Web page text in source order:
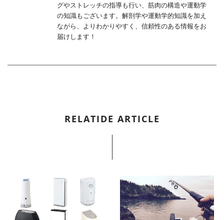
グやストレッチの指導も行い、筋肉の構造や運動学
の知識もございます。解剖学や運動学的知識を加え
ながら、よりわかりやすく、信頼性のある情報をお
届けします！
RELATIDE ARTICLE